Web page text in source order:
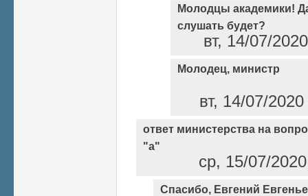
Молодцы академики!
слушать будет?
вт, 14/07/
Молодец, министр
вт, 14/07/
ответ министерства на
"а"
ср, 15/07/
Спасибо, Евгений